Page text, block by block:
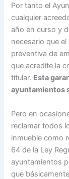
Por tanto el
cualquier
año en curso y
necesario que
preventiva de
que acredite la
titular. Esta
ayuntamientos
Pero en
reclamar todos
inmueble como
64 de la Ley
ayuntamientos
que básicamente